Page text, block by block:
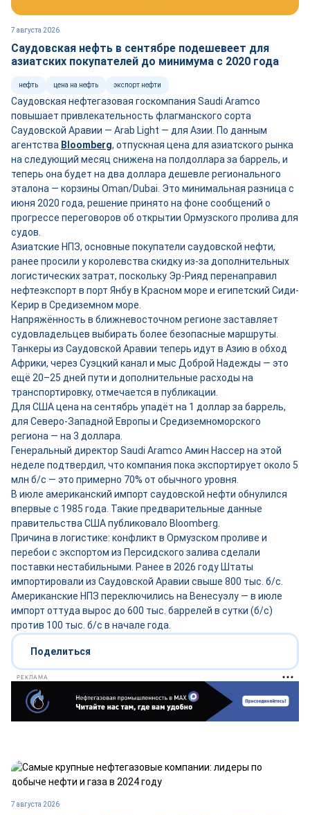
7 августа 2026
Саудовская нефть в сентябре подешевеет для
азиатских покупателей до минимума с 2020 года
нефть цена на нефть экспорт нефти
Саудовская нефтегазовая госкомпания Saudi Aramco
повышает привлекательность флагманского сорта
Саудовской Аравии — Arab Light — для Азии. По данным
агентства Bloomberg, отпускная цена для азиатского рынка
на следующий месяц снижена на полдоллара за баррель, и
теперь она будет на два доллара дешевле регионального
эталона — корзины Oman/Dubai. Это минимальная разница с
июня 2020 года, решение принято на фоне сообщений о
прогрессе переговоров об открытии Ормузского пролива для
судов.
Азиатские НПЗ, основные покупатели саудовской нефти,
ранее просили у королевства скидку из-за дополнительных
логистических затрат, поскольку Эр-Рияд перенаправил
нефтеэкспорт в порт Янбу в Красном море и египетский Сиди-
Керир в Средиземном море.
Напряжённость в ближневосточном регионе заставляет
судовладельцев выбирать более безопасные маршруты.
Танкеры из Саудовской Аравии теперь идут в Азию в обход
Африки, через Суэцкий канал и мыс Доброй Надежды — это
ещё 20–25 дней пути и дополнительные расходы на
транспортировку, отмечается в публикации.
Для США цена на сентябрь упадёт на 1 доллар за баррель,
для Северо-Западной Европы и Средиземноморского
региона — на 3 доллара.
Генеральный директор Saudi Aramco Амин Нассер на этой
неделе подтвердил, что компания пока экспортирует около 5
млн б/с — это примерно 70% от обычного уровня.
В июле американский импорт саудовской нефти обнулился
впервые с 1985 года. Такие предварительные данные
правительства США публиковало Bloomberg.
Причина в логистике: конфликт в Ормузском проливе и
перебои с экспортом из Персидского залива сделали
поставки нестабильными. Ранее в 2026 году Штаты
импортировали из Саудовской Аравии свыше 800 тыс. б/с.
Американские НПЗ переключились на Венесуэлу — в июле
импорт оттуда вырос до 600 тыс. баррелей в сутки (б/с)
против 100 тыс. б/с в начале года.
Поделиться
РЕКЛАМА
7 августа 2026